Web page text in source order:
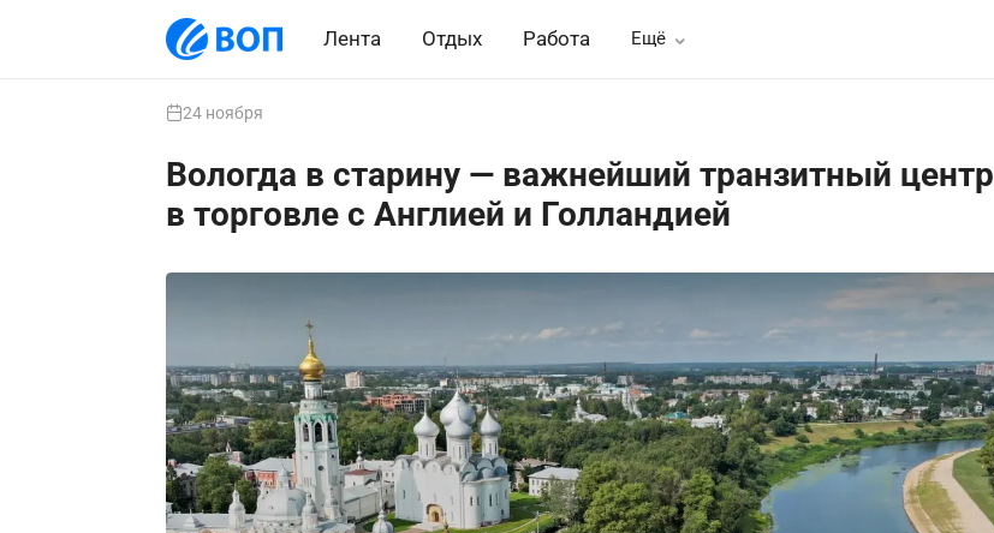
Лента Отдых Работа Ещё
24 ноября
Вологда в старину — важнейший транзитный центр
в торговле с Англией и Голландией